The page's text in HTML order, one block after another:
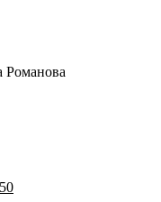
Романова